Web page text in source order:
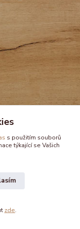
s použitím souborů
týkající se Vašich
zde.